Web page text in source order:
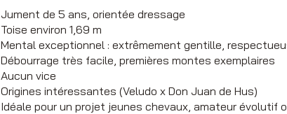
Jument de 5 ans, orientée dressage
Toise environ 1,69 m
Mental exceptionnel : extrêmement gentille,
Débourrage très facile, premières montes exemplaires
Aucun vice
Origines intéressantes (Veludo x Don Juan de Hus)
Idéale pour un projet jeunes chevaux, amateur évolutif